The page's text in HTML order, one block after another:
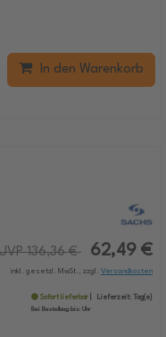
In den Warenkorb
136,36 € 62,49 €
inkl. gesetzl. MwSt., zzgl. Versandkosten
Sofort lieferbar Lieferzeit:
Tag(e)
Bei Bestellung bis: Uhr